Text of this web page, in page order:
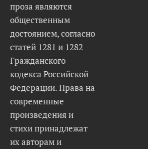
проза являются
общественным
достоянием, согласно
статей 1281 и 1282
Гражданского
кодекса Российской
Федерации. Права на
современные
произведения и
стихи принадлежат
их авторам и